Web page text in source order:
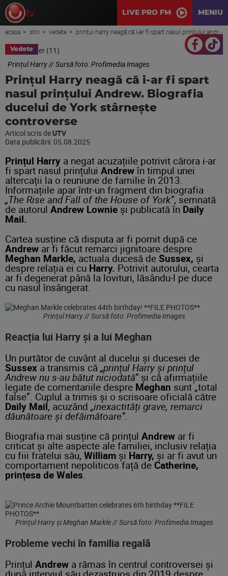
LIVE PRO FM MENIU
acasa stiri vedete prințul harry neagă că i-ar fi spart nasul prințului andrew. biografia ducelui de york stârnește controverse
Vedete
Prințul Harry // Sursă foto: Profimedia Images
Prințul Harry neagă că i-ar fi spart
nasul prințului Andrew. Biografia
ducelui de York stârnește
controverse
Articol scris de UTV
Data publicării: 05.08.2025
Prințul Harry a negat acuzațiile potrivit cărora i-ar
fi spart nasul prințului Andrew în timpul unei
altercații la o reuniune de familie în 2013.
Informațiile apar într-un fragment din biografia
„The Rise and Fall of the House of York”, semnată
de autorul Andrew Lownie și publicată în Daily
Mail.
Cartea susține că disputa ar fi pornit după ce
Andrew ar fi făcut remarci jignitoare despre
Meghan Markle, actuala ducesă de Sussex, și
despre relația ei cu Harry. Potrivit autorului, cearta
ar fi degenerat până la lovituri, lăsându-l pe duce
cu nasul însângerat.
Prințul Harry // Sursă foto: Profimedia Images
Reacția lui Harry și a lui Meghan
Un purtător de cuvânt al ducelui și ducesei de
Sussex a transmis că „prințul Harry și prințul
Andrew nu s-au bătut niciodată”și că afirmațiile
legate de comentariile despre Meghan sunt „total
false”. Cuplul a trimis și o scrisoare oficială către
Daily Mail, acuzând „inexactități grave, remarci
dăunătoare și defăimătoare”.
Biografia mai susține că prințul Andrew ar fi
criticat și alte aspecte ale familiei, inclusiv relația
cu fiii fratelui său, William și Harry, și ar fi avut un
comportament nepoliticos față deCatherine,
prințesa de Wales.
Prințul Harry și Meghan Markle // Sursă foto: Profimedia Images
Probleme vechi în familia regală
Prințul Andrew a rămas în centrul controversei și